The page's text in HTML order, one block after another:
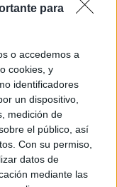
para
o accedemos a
cookies, y
identificadores
un dispositivo,
medición de
el público, así
Con su permiso,
datos de
mediante las